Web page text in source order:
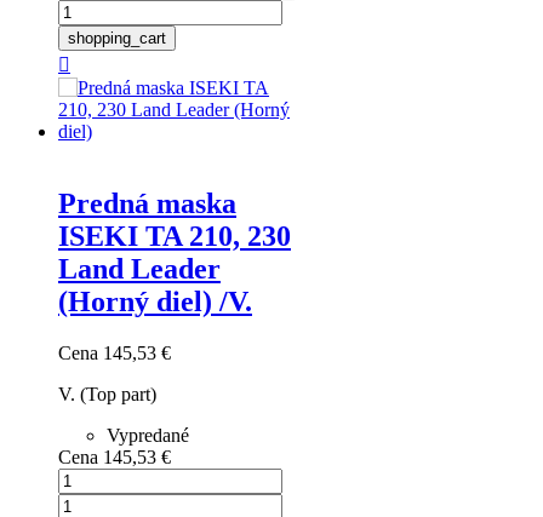
shopping_cart

Predná maska
ISEKI TA 210, 230
Land Leader
(Horný diel) /V.
Cena 145,53 €
V. (Top part)
Vypredané
Cena 145,53 €